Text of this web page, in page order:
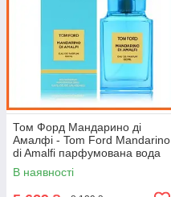
Том Форд Мандарино ді
Амалфі - Tom Ford Mandarino
di Amalfi парфумована вода
100 ml.
В наявності